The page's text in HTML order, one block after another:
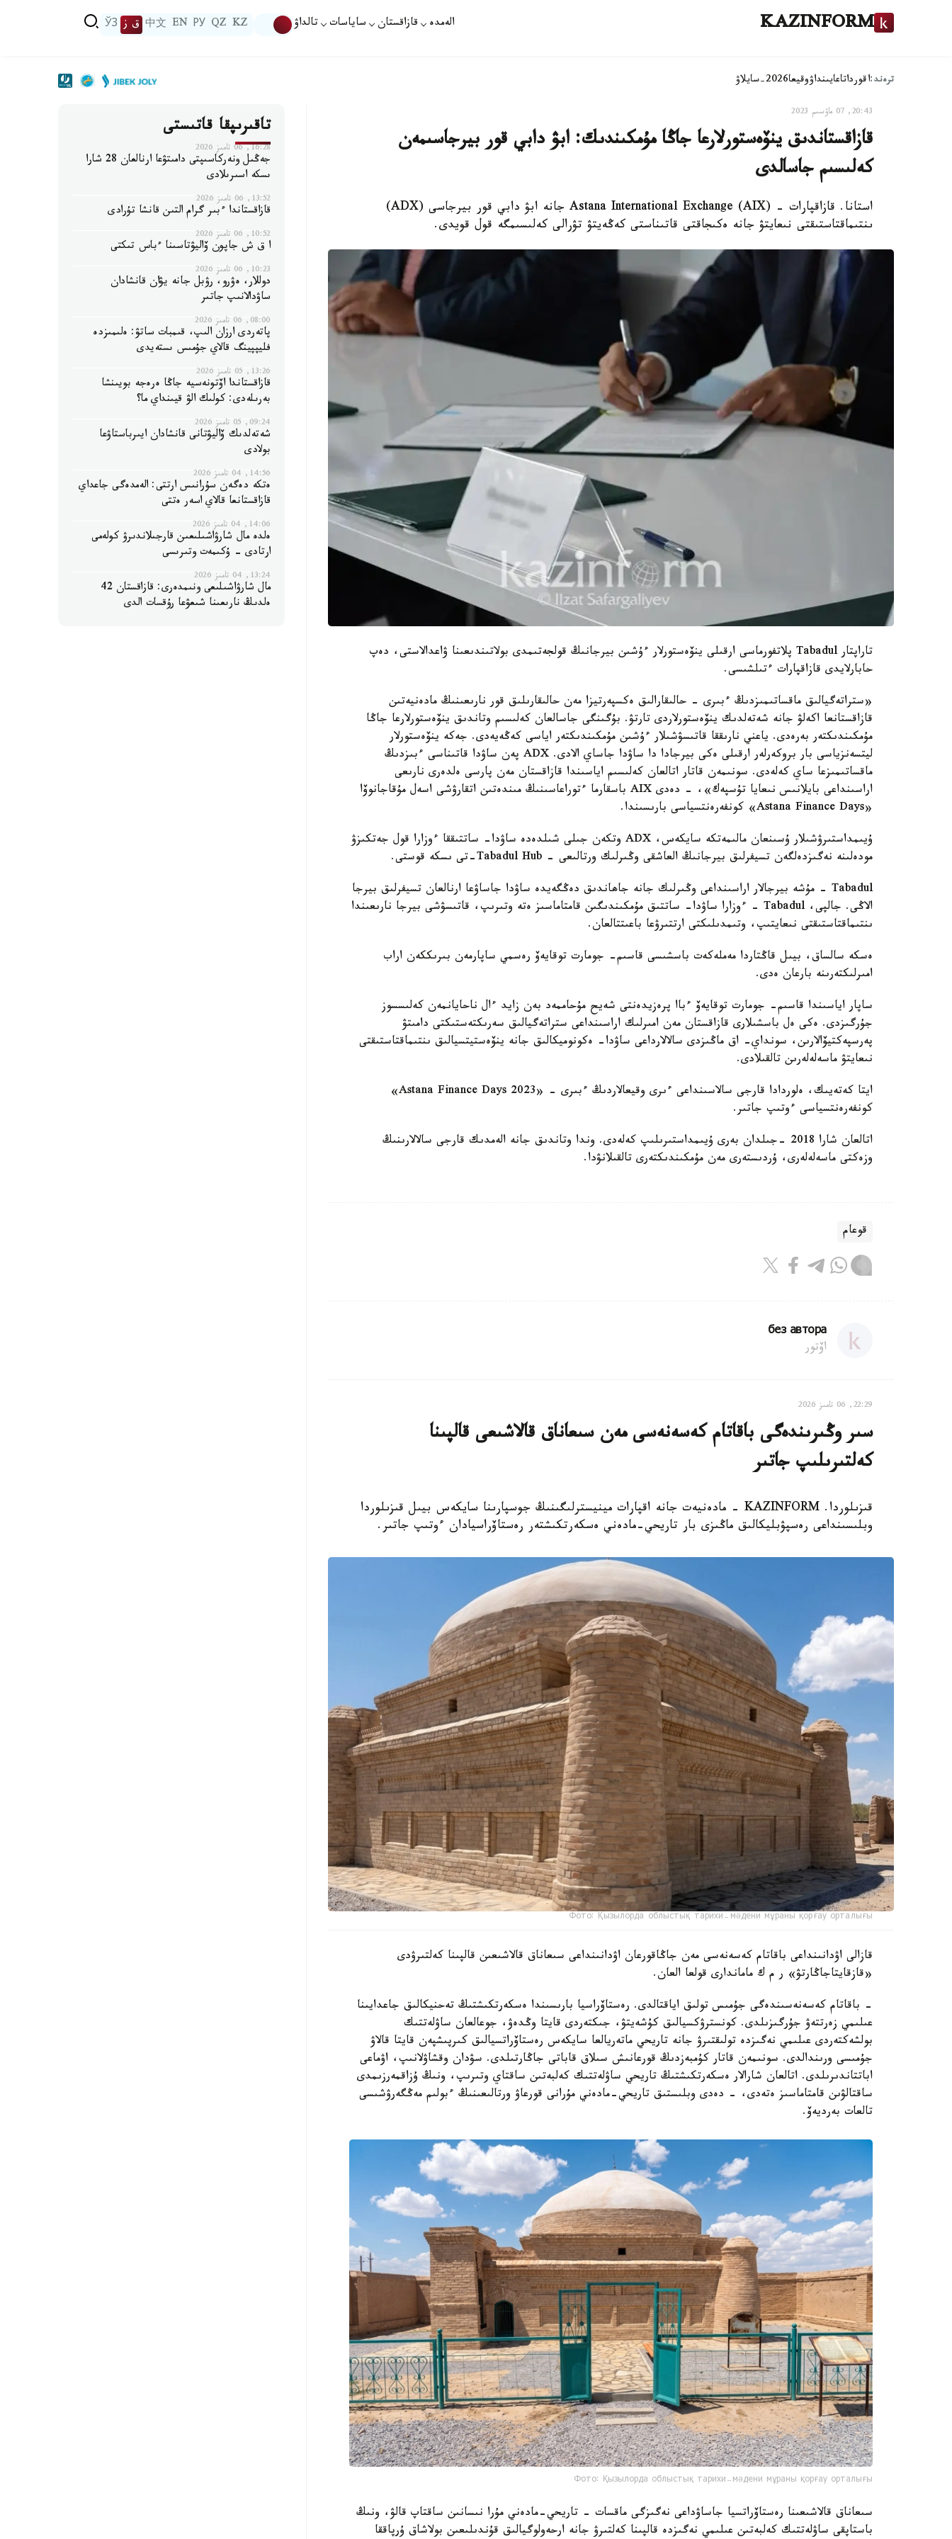
KAZINFORM الەمدە قازاقستان ساياسات تالداۋ KZ
QZ
РУ
EN
中文 ق ز ЎЗ
ترەند:اقورداتاعايىنداۋوقيعا2026-سايلاۋ
20:43, 07 ماۋسىم 2023
قازاقستاندىق ينۆەستورلارعا جاڭا مۇمكىندىك: ابۋ دابي قور بيرجاسىمەن
كەلىسىم جاسالدى
استانا. قازاقپارات - Astana International Exchange (AIX) جانە ابۋ دابي قور بيرجاسى (ADX)
ىنتىماقتاستىقتى نىعايتۋ جانە ەكىجاقتى قاتىناستى كەڭەيتۋ تۋرالى كەلىسىمگە قول قويدى.
تاراپتار Tabadul پلاتفورماسى ارقىلى ينۆەستورلار ءۇشىن بيرجانىڭ قولجەتىمدى بولاتىندىعىنا ۋاعدالاستى، دەپ
حابارلايدى قازاقپارات ءتىلشىسى.
«ستراتەگيالىق ماقساتىمىزدىڭ ءبىرى - حالىقارالىق ەكسپەرتيزا مەن حالىقارىلىق قور نارىعىنىڭ مادەنيەتىن
قازاقستانعا اكەلۋ جانە شەتەلدىك ينۆەستورلاردى تارتۋ. بۇگىنگى جاسالعان كەلىسىم وتاندىق ينۆەستورلارعا جاڭا
مۇمكىندىكتەر بەرەدى. ياعني نارىققا قاتىسۋشىلار ءۇشىن مۇمكىندىكتەر اياسى كەڭەيەدى. جەكە ينۆەستورلار
ليتسەنزياسى بار بروكەرلەر ارقىلى ەكى بيرجادا دا ساۋدا جاساي الادى. ADX پەن ساۋدا قاتىناسى ءبىزدىڭ
ماقساتىمىزعا ساي كەلەدى. سونىمەن قاتار اتالعان كەلىسىم اياسىندا قازاقستان مەن پارسى ەلدەرى نارىعى
اراسىنداعى بايلانىس نىعايا تۇسپەك»، - دەدى AIX باسقارما ءتوراعاسىنىڭ مىندەتىن اتقارۋشى اسەل مۇقاجانوۆا
«Astana Finance Days» كونفەرەنتسياسى بارىسىندا.
ۇيىمداستىرۋشىلار ۇسىنعان مالىمەتكە سايكەس، ADX وتكەن جىلى شىلدەدە ساۋدا- ساتتىققا ءوزارا قول جەتكىزۋ
مودەلىنە نەگىزدەلگەن تسيفرلىق بيرجانىڭ العاشقى وڭىرلىك ورتالىعى - Tabadul Hub-تى ىسكە قوستى.
Tabadul - مۇشە بيرجالار اراسىنداعى وڭىرلىك جانە جاھاندىق دەڭگەيدە ساۋدا جاساۋعا ارنالعان تسيفرلىق بيرجا
الاڭى. جالپى، Tabadul - ءوزارا ساۋدا- ساتتىق مۇمكىندىگىن قامتاماسىز ەتە وتىرىپ، قاتىسۋشى بيرجا نارىعىندا
ىنتىماقتاستىقتى نىعايتىپ، وتىمدىلىكتى ارتتىرۋعا باعىتتالعان.
ەسكە سالساق، بيىل قاڭتاردا مەملەكەت باسشىسى قاسىم- جومارت توقايەۆ رەسمي ساپارمەن بىرىككەن اراب
امىرلىكتەرىنە بارعان ەدى.
ساپار اياسىندا قاسىم- جومارت توقايەۆ ءباا پرەزيدەنتى شەيح مۇحاممەد بەن زايد ءال ناحايانمەن كەلىسسوز
جۇرگىزدى. ەكى ەل باسشىلارى قازاقستان مەن امىرلىك اراسىنداعى ستراتەگيالىق سەرىكتەستىكتى دامىتۋ
پەرسپەكتيۆالارىن، سونداي- اق ماڭىزدى سالالارداعى ساۋدا- ەكونوميكالىق جانە ينۆەستيتسيالىق ىنتىماقتاستىقتى
نىعايتۋ ماسەلەلەرىن تالقىلادى.
ايتا كەتەيىك، ەلوردادا قارجى سالاسىنداعى ءىرى وقيعالاردىڭ ءبىرى - «Astana Finance Days 2023»
كونفەرەنتسياسى ءوتىپ جاتىر.
اتالعان شارا 2018 -جىلدان بەرى ۇيىمداستىرىلىپ كەلەدى. وندا وتاندىق جانە الەمدىك قارجى سالالارىنىڭ
وزەكتى ماسەلەلەرى، ۇردىستەرى مەن مۇمكىندىكتەرى تالقىلانۋدا.
قوعام
без автора
اۆتور
22:29, 06 تامىز 2026
سىر وڭىرىندەگى باقاتام كەسەنەسى مەن سىعاناق قالاشىعى قالپىنا
كەلتىرىلىپ جاتىر
قىزىلوردا. KAZINFORM - مادەنيەت جانە اقپارات مينيسترلىگىنىڭ جوسپارىنا سايكەس بيىل قىزىلوردا
وبلىسىنداعى رەسپۋبليكالىق ماڭىزى بار تاريحي-مادەني ەسكەرتكىشتەر رەستاۆراسيادان ءوتىپ جاتىر.
Фото: Қызылорда облыстық тарихи-мәдени мұраны қорғау орталығы
قازالى اۋدانىنداعى باقاتام كەسەنەسى مەن جاڭاقورعان اۋدانىنداعى سىعاناق قالاشىعىن قالپىنا كەلتىرۋدى
«قازقايتاجاڭارتۋ» ر م ك ماماندارى قولعا العان.
- باقاتام كەسەنەسىندەگى جۇمىس تولىق اياقتالدى. رەستاۆراسيا بارىسىندا ەسكەرتكىشتىڭ تەحنيكالىق جاعدايىنا
عىلىمي زەرتتەۋ جۇرگىزىلدى. كونسترۋكسيالىق كۇشەيتۋ، جىكتەردى قايتا وڭدەۋ، جوعالعان ساۋلەتتىك
بولشەكتەردى عىلىمي نەگىزدە تولىقتىرۋ جانە تاريحي ماتەريالعا سايكەس رەستاۆراتسيالىق كىرپىشپەن قايتا قالاۋ
جۇمىسى ورىندالدى. سونىمەن قاتار كۇمبەزدىڭ قورعانىش سىلاق قاباتى جاڭارتىلدى. سۋدان وقشاۋلانىپ، اۋماعى
اباتتاندىرىلدى. اتالعان شارالار ەسكەرتكىشتىڭ تاريحي ساۋلەتتىك كەلبەتىن ساقتاي وتىرىپ، ونىڭ ۇزاقمەرزىمدى
ساقتالۋىن قامتاماسىز ەتەدى، - دەدى وبلىستىق تاريحي-مادەني مۇرانى قورعاۋ ورتالىعىنىڭ ءبولىم مەڭگەرۋشىسى
تالعات بەرديەۆ.
Фото: Қызылорда облыстық тарихи-мәдени мұраны қорғау орталығы
سىعاناق قالاشىعىنا رەستاۆراتسيا جاساۋداعى نەگىزگى ماقسات - تاريحي-مادەني مۇرا نىسانىن ساقتاپ قالۋ، ونىڭ
باستاپقى ساۋلەتتىك كەلبەتىن عىلىمي نەگىزدە قالپىنا كەلتىرۋ جانە ارحەولوگيالىق قۇندىلىعىن بولاشاق ۇرپاققا
تاقىرىپقا قاتىستى
16:28, 06 تامىز 2026
جەڭىل ونەركاسىپتى دامىتۋعا ارنالعان 28 شارا
ىسكە اسىرىلادى
13:52, 06 تامىز 2026
قازاقستاندا ءبىر گرام التىن قانشا تۇرادى
10:52, 06 تامىز 2026
ا ق ش جاپون ۆاليۋتاسىنا ءباس تىكتى
10:23, 06 تامىز 2026
دوللار، ەۋرو، رۋبل جانە يۋان قانشادان
ساۋدالانىپ جاتىر
08:00, 06 تامىز 2026
پاتەردى ارزان الىپ، قىمبات ساتۋ: ەلىمىزدە
فليپپينگ قالاي جۇمىس ىستەيدى
13:26, 05 تامىز 2026
قازاقستاندا اۆتونەسيە جاڭا ەرەجە بويىنشا
بەرىلەدى: كولىك الۋ قيىنداي ما؟
09:24, 05 تامىز 2026
شەتەلدىك ۆاليۋتانى قانشادان ايىرباستاۋعا
بولادى
14:56, 04 تامىز 2026
ەتكە دەگەن سۇرانىس ارتتى: الەمدەگى جاعداي
قازاقستانعا قالاي اسەر ەتتى
14:06, 04 تامىز 2026
ەلدە مال شارۋاشىلىعىن قارجىلاندىرۋ كولەمى
ارتادى - ۇكىمەت وتىرىسى
13:24, 04 تامىز 2026
مال شارۋاشىلىعى ونىمدەرى: قازاقستان 42
ەلدىڭ نارىعىنا شىعۋعا رۇقسات الدى